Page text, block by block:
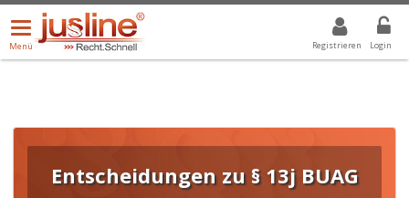
Registrieren Login
Menü
öffnen/schließen
Menü
ALLE DROPDOWN: GEWÄHLTER WERT IST ALLE
Entscheidungen zu § 13j BUAG